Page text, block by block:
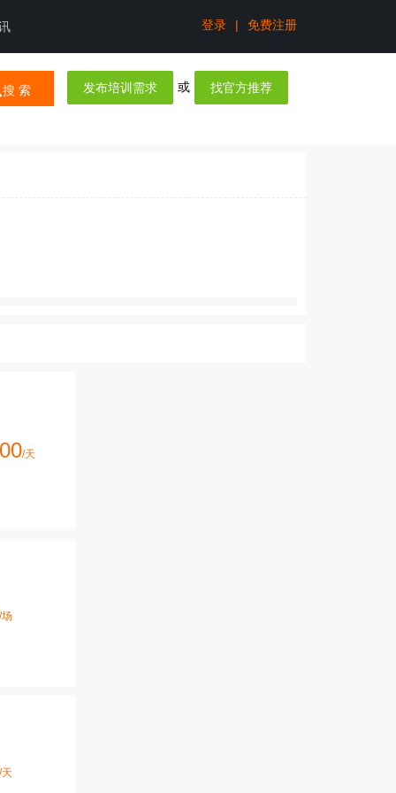
登录 | 免费注册
搜 索
发布培训需求 或 找官方推荐
/天
/场
/天